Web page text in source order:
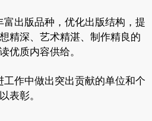
富出版品种，优化出版结构，提
精深、艺术精湛、制作精良的
优质内容供给。
工作中做出突出贡献的单位和个
表彰。